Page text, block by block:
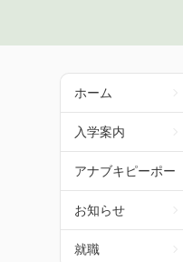
ホーム
入学案内
アナブキピーポー
お知らせ
就職